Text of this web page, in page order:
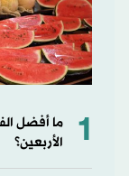
1
ما أفضل
الأربعين؟